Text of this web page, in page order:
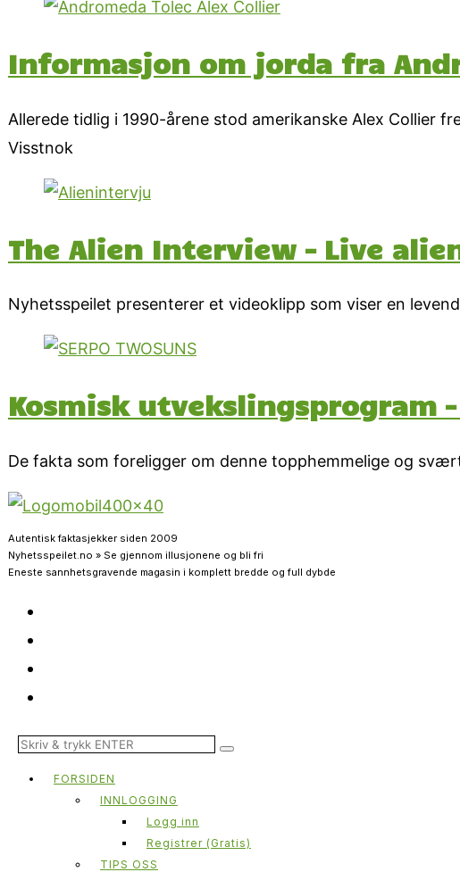
Informasjon om jorda fra
Allerede tidlig i 1990-årene stod amerikanske Alex Collier
Visstnok
The Alien Interview – Live
Nyhetsspeilet presenterer et videoklipp som viser en
Kosmisk utvekslingsprogram
De fakta som foreligger om denne topphemmelige og
Autentisk faktasjekker siden 2009
Nyhetsspeilet.no » Se gjennom illusjonene og bli fri
Eneste sannhetsgravende magasin i komplett bredde og full dybde
FORSIDEN
INNLOGGING
Logg inn
Registrer (Gratis)
TIPS OSS